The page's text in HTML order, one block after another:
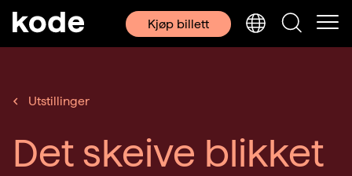
Kjøp billett
Utstillinger
Det skeive blikket